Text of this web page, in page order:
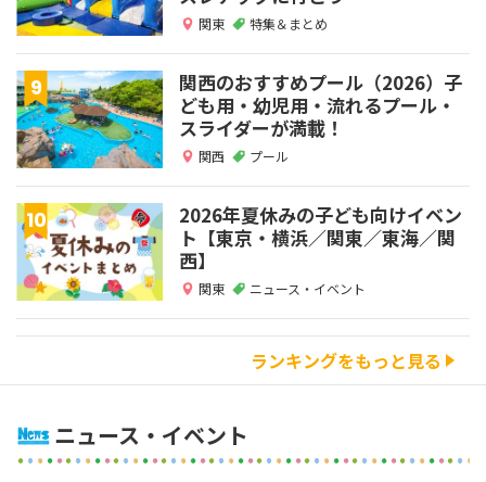
関東 特集＆まとめ
関西のおすすめプール（2026）子
ども用・幼児用・流れるプール・
スライダーが満載！
関西 プール
2026年夏休みの子ども向けイベン
ト【東京・横浜／関東／東海／関
西】
関東 ニュース・イベント
ランキングをもっと見る
ニュース・イベント